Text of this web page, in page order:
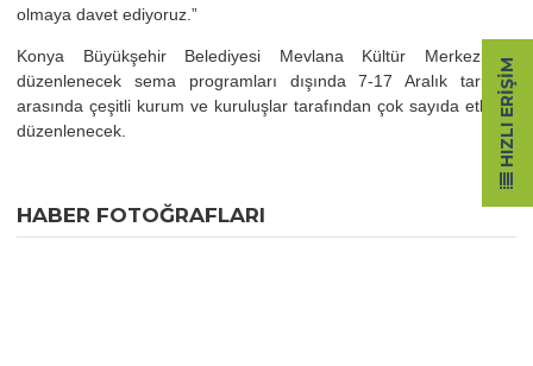
olmaya davet ediyoruz.”
Konya Büyükşehir Belediyesi Mevlana Kültür Merkezi’nde
düzenlenecek sema programları dışında 7-17 Aralık tarihleri
arasında çeşitli kurum ve kuruluşlar tarafından çok sayıda etkinlik
düzenlenecek.
HABER FOTOĞRAFLARI
HIZLI ERIŞIM